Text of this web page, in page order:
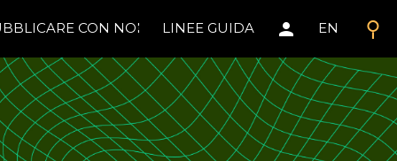
search
CON NOI LINEE GUIDA person EN